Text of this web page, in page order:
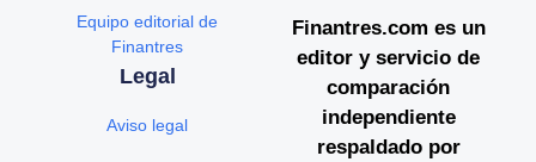
Finantres.com es un
editor y servicio de
comparación
independiente
respaldado por
Equipo editorial de
Finantres
Legal
Aviso legal